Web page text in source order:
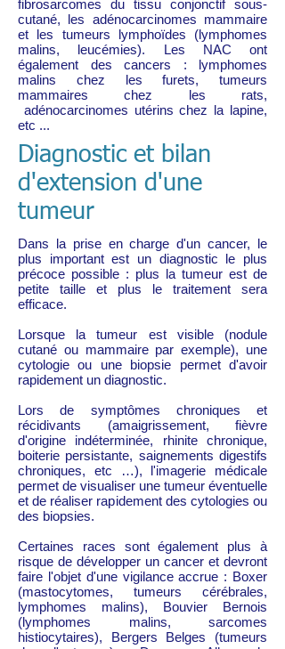
fibrosarcomes du tissu conjonctif sous-
cutané, les adénocarcinomes mammaire
et les tumeurs lymphoïdes (lymphomes
malins, leucémies). Les NAC ont
également des cancers : lymphomes
malins chez les furets, tumeurs
mammaires chez les rats,
adénocarcinomes utérins chez la lapine,
etc ...
Diagnostic et bilan
d'extension d'une
tumeur
Dans la prise en charge d'un cancer, le
plus important est un diagnostic le plus
précoce possible : plus la tumeur est de
petite taille et plus le traitement sera
efficace.
Lorsque la tumeur est visible (nodule
cutané ou mammaire par exemple), une
cytologie ou une biopsie permet d'avoir
rapidement un diagnostic.
Lors de symptômes chroniques et
récidivants (amaigrissement, fièvre
d'origine indéterminée, rhinite chronique,
boiterie persistante, saignements digestifs
chroniques, etc …), l'imagerie médicale
permet de visualiser une tumeur éventuelle
et de réaliser rapidement des cytologies ou
des biopsies.
Certaines races sont également plus à
risque de développer un cancer et devront
faire l'objet d'une vigilance accrue : Boxer
(mastocytomes, tumeurs cérébrales,
lymphomes malins), Bouvier Bernois
(lymphomes malins, sarcomes
histiocytaires), Bergers Belges (tumeurs